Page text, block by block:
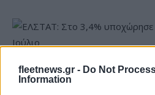
fleetnews.gr - Do Not
Information
ΕΛΣΤΑΤ: Στο 3,4% υποχώρησε ο